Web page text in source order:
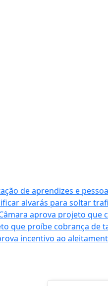
de aprendizes e
alvarás para soltar
aprova projeto que
que proíbe cobrança de
incentivo ao